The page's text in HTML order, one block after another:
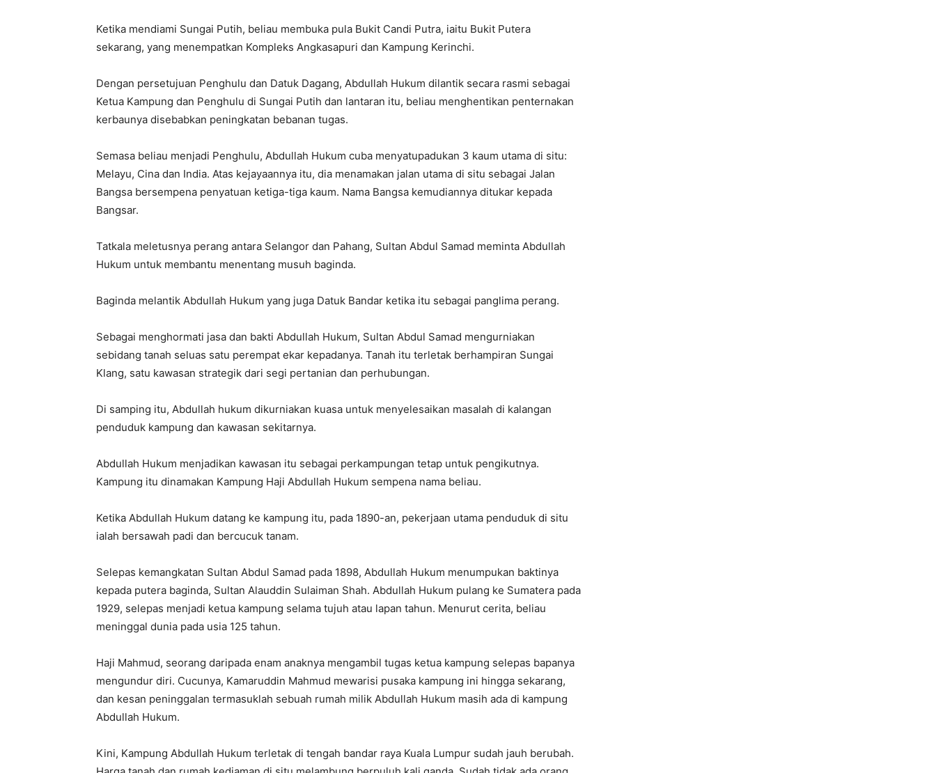
Ketika mendiami Sungai Putih, beliau membuka pula Bukit Candi Putra, iaitu Bukit Putera
sekarang, yang menempatkan Kompleks Angkasapuri dan Kampung Kerinchi.
Dengan persetujuan Penghulu dan Datuk Dagang, Abdullah Hukum dilantik secara rasmi sebagai
Ketua Kampung dan Penghulu di Sungai Putih dan lantaran itu, beliau menghentikan penternakan
kerbaunya disebabkan peningkatan bebanan tugas.
Semasa beliau menjadi Penghulu, Abdullah Hukum cuba menyatupadukan 3 kaum utama di situ:
Melayu, Cina dan India. Atas kejayaannya itu, dia menamakan jalan utama di situ sebagai Jalan
Bangsa bersempena penyatuan ketiga-tiga kaum. Nama Bangsa kemudiannya ditukar kepada
Bangsar.
Tatkala meletusnya perang antara Selangor dan Pahang, Sultan Abdul Samad meminta Abdullah
Hukum untuk membantu menentang musuh baginda.
Baginda melantik Abdullah Hukum yang juga Datuk Bandar ketika itu sebagai panglima perang.
Sebagai menghormati jasa dan bakti Abdullah Hukum, Sultan Abdul Samad mengurniakan
sebidang tanah seluas satu perempat ekar kepadanya. Tanah itu terletak berhampiran Sungai
Klang, satu kawasan strategik dari segi pertanian dan perhubungan.
Di samping itu, Abdullah hukum dikurniakan kuasa untuk menyelesaikan masalah di kalangan
penduduk kampung dan kawasan sekitarnya.
Abdullah Hukum menjadikan kawasan itu sebagai perkampungan tetap untuk pengikutnya.
Kampung itu dinamakan Kampung Haji Abdullah Hukum sempena nama beliau.
Ketika Abdullah Hukum datang ke kampung itu, pada 1890-an, pekerjaan utama penduduk di situ
ialah bersawah padi dan bercucuk tanam.
Selepas kemangkatan Sultan Abdul Samad pada 1898, Abdullah Hukum menumpukan baktinya
kepada putera baginda, Sultan Alauddin Sulaiman Shah. Abdullah Hukum pulang ke Sumatera pada
1929, selepas menjadi ketua kampung selama tujuh atau lapan tahun. Menurut cerita, beliau
meninggal dunia pada usia 125 tahun.
Haji Mahmud, seorang daripada enam anaknya mengambil tugas ketua kampung selepas bapanya
mengundur diri. Cucunya, Kamaruddin Mahmud mewarisi pusaka kampung ini hingga sekarang,
dan kesan peninggalan termasuklah sebuah rumah milik Abdullah Hukum masih ada di kampung
Abdullah Hukum.
Kini, Kampung Abdullah Hukum terletak di tengah bandar raya Kuala Lumpur sudah jauh berubah.